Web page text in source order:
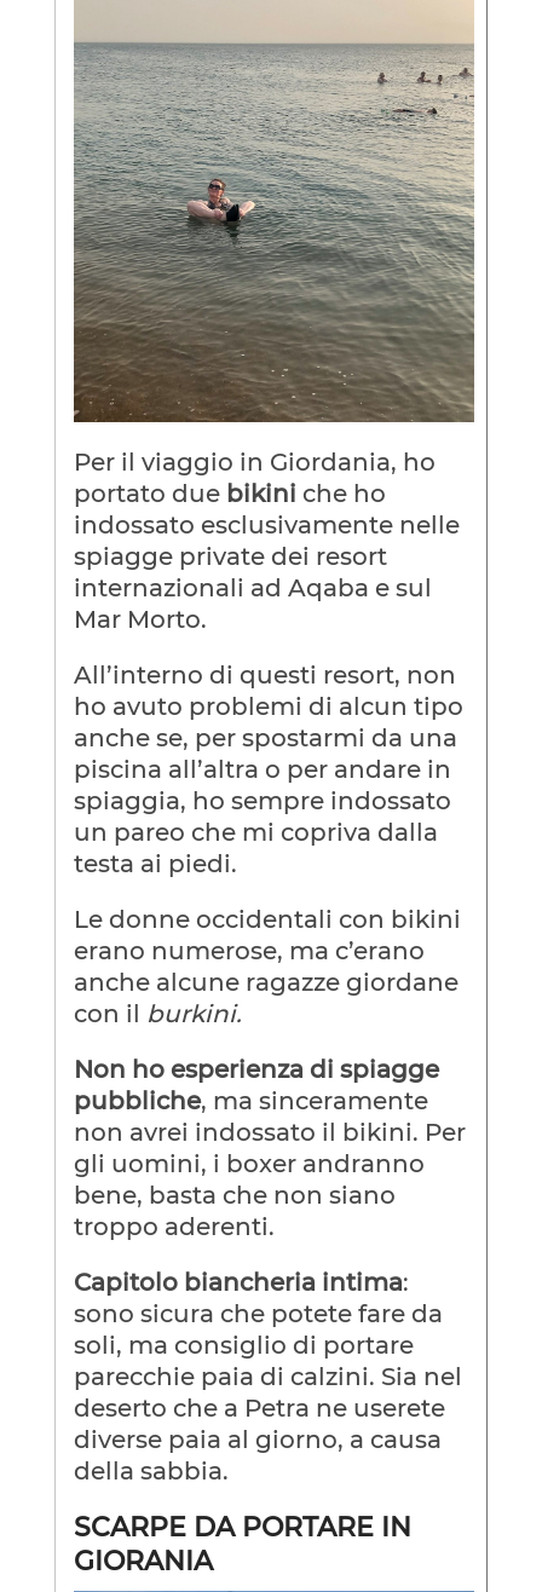
Per il viaggio in Giordania, ho
portato duebikini che ho
indossato esclusivamente nelle
spiagge private dei resort
internazionali ad Aqaba e sul
Mar Morto.
All’interno di questi resort, non
ho avuto problemi di alcun tipo
anche se, per spostarmi da una
piscina all’altra o per andare in
spiaggia, ho sempre indossato
un pareo che mi copriva dalla
testa ai piedi.
Le donne occidentali con bikini
erano numerose, ma c’erano
anche alcune ragazze giordane
con il burkini.
Non ho esperienza di spiagge
pubbliche, ma sinceramente
non avrei indossato il bikini. Per
gli uomini, i boxer andranno
bene, basta che non siano
troppo aderenti.
Capitolo biancheria intima:
sono sicura che potete fare da
soli, ma consiglio di portare
parecchie paia di calzini. Sia nel
deserto che a Petra ne userete
diverse paia al giorno, a causa
della sabbia.
SCARPE DA PORTARE IN
GIORANIA